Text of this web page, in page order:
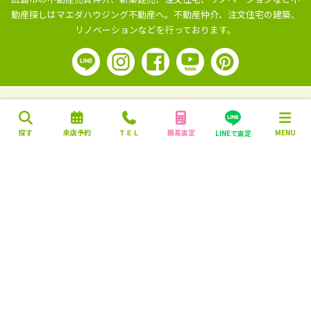
探す 来店予約 ＴＥＬ 簡易査定 LINEで査定 MENU
動産探しはマエダハウジング不動産へ。 不動産仲介、注文住宅の建築、
リノベーションなどを行っております。